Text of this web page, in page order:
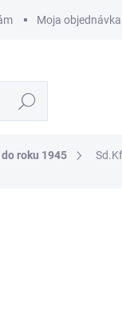
Moja objednávka
Hľadať
roku 1945